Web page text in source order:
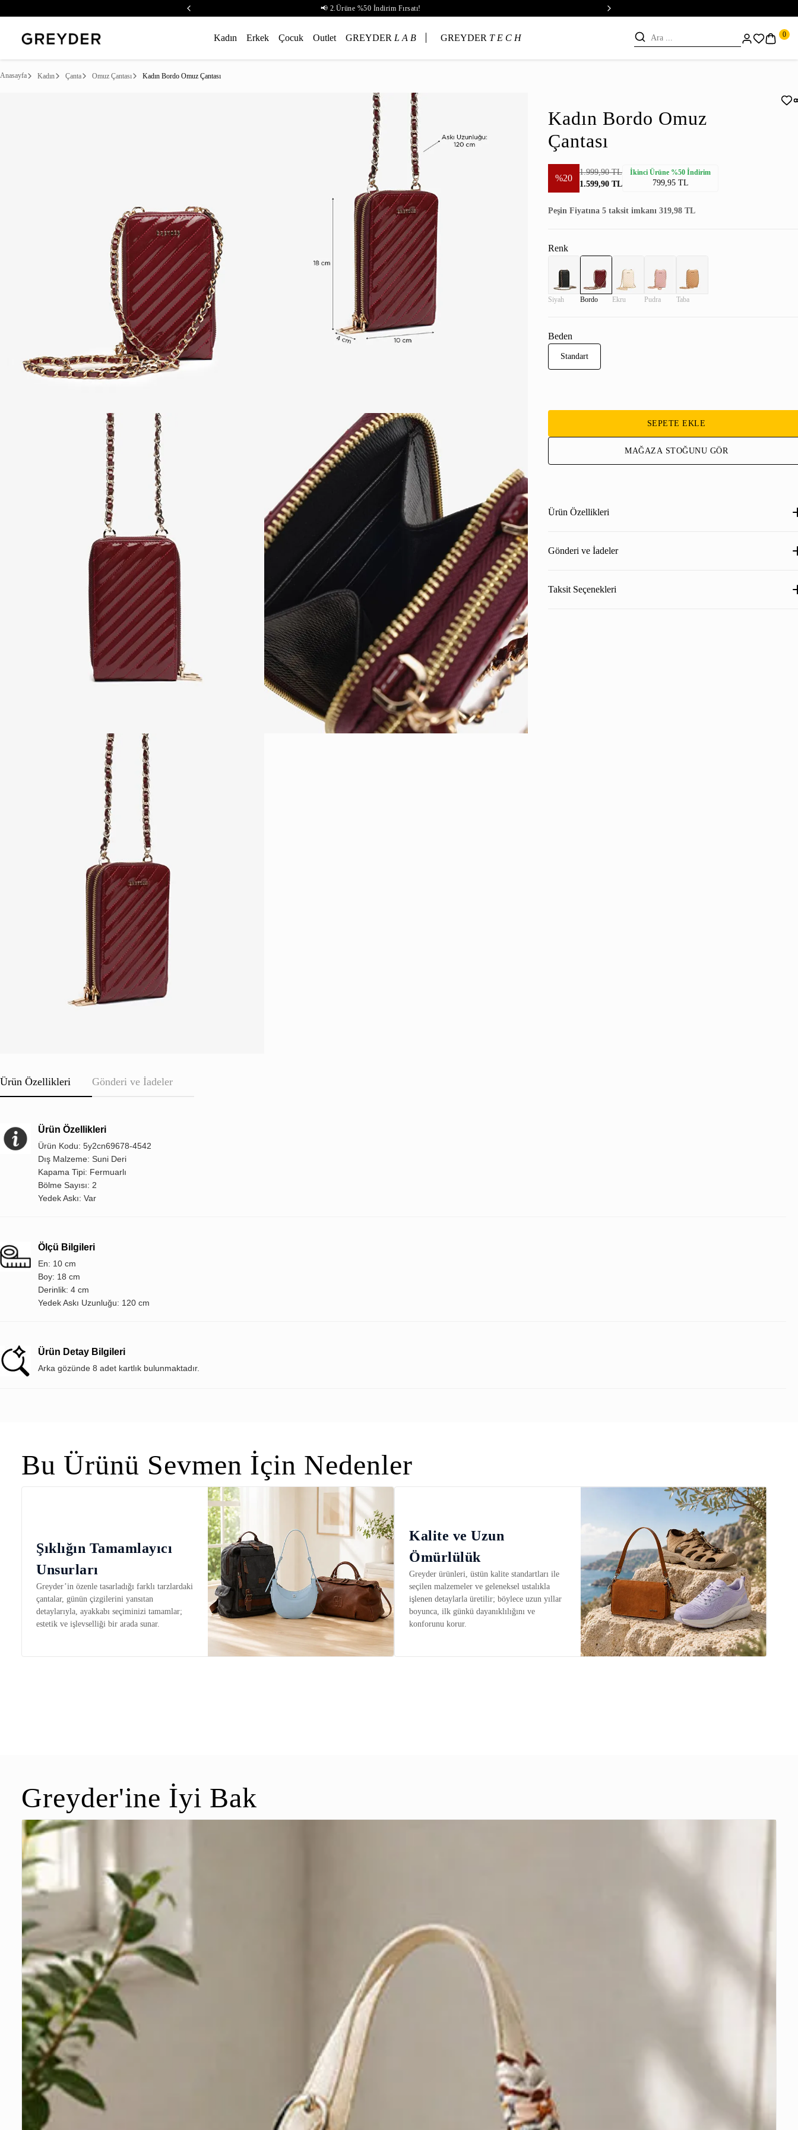
📢 2.Ürüne %50 İndirim Fırsatı!
Kadın Erkek Çocuk Outlet GREYDER L A B GREYDER T E C H 0
Anasayfa Kadın Çanta Omuz Çantası Kadın Bordo Omuz Çantası
Kadın Bordo Omuz
Çantası
%20
1.999,90 TL
1.599,90 TL
İkinci Ürüne %50 İndirim
799,95 TL
Peşin Fiyatına 5 taksit imkanı 319,98 TL
Renk
Siyah Bordo Ekru Pudra Taba
Beden
Standart
SEPETE EKLE
MAĞAZA STOĞUNU GÖR
Ürün Özellikleri
Gönderi ve İadeler
Taksit Seçenekleri
Ürün Özellikleri Gönderi ve İadeler
Ürün Özellikleri
Ürün Kodu: 5y2cn69678-4542
Dış Malzeme: Suni Deri
Kapama Tipi: Fermuarlı
Bölme Sayısı: 2
Yedek Askı: Var
Ölçü Bilgileri
En: 10 cm
Boy: 18 cm
Derinlik: 4 cm
Yedek Askı Uzunluğu: 120 cm
Ürün Detay Bilgileri
Arka gözünde 8 adet kartlık bulunmaktadır.
Bu Ürünü Sevmen İçin Nedenler
Şıklığın Tamamlayıcı
Unsurları
Greyder’in özenle tasarladığı farklı tarzlardaki
çantalar, günün çizgilerini yansıtan
detaylarıyla, ayakkabı seçiminizi tamamlar;
estetik ve işlevselliği bir arada sunar.
Kalite ve Uzun
Ömürlülük
Greyder ürünleri, üstün kalite standartları ile
seçilen malzemeler ve geleneksel ustalıkla
işlenen detaylarla üretilir; böylece uzun yıllar
boyunca, ilk günkü dayanıklılığını ve
konforunu korur.
Greyder'ine İyi Bak